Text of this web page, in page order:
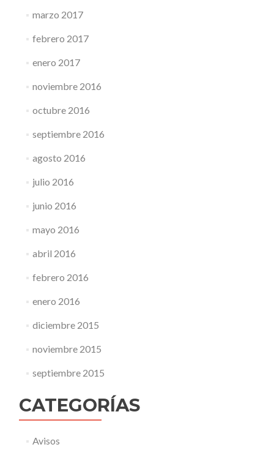
marzo 2017
febrero 2017
enero 2017
noviembre 2016
octubre 2016
septiembre 2016
agosto 2016
julio 2016
junio 2016
mayo 2016
abril 2016
febrero 2016
enero 2016
diciembre 2015
noviembre 2015
septiembre 2015
CATEGORÍAS
Avisos